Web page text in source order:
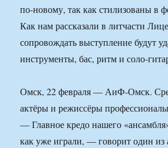
по-новому, так как стилизованы в
Как нам рассказали в литчасти
сопровождать выступление будут
инструменты, бас, ритм и соло-
Омск, 22 февраля — АиФ-Омск.
актёры и режиссёры
— Главное кредо нашего
как уже играли, — говорит один из